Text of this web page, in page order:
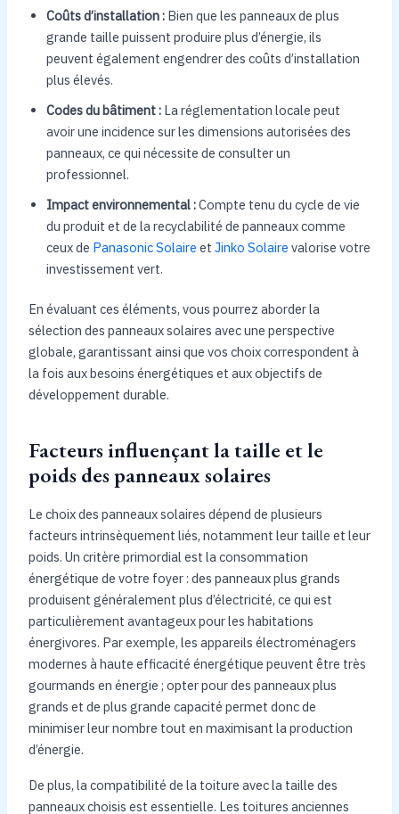
Coûts d’installation :Bien que les panneaux de plus
grande taille puissent produire plus d’énergie, ils
peuvent également engendrer des coûts d’installation
plus élevés.
Codes du bâtiment :La réglementation locale peut
avoir une incidence sur les dimensions autorisées des
panneaux, ce qui nécessite de consulter un
professionnel.
Impact environnemental :Compte tenu du cycle de vie
du produit et de la recyclabilité de panneaux comme
ceux de Panasonic Solaire et Jinko Solaire valorise votre
investissement vert.
En évaluant ces éléments, vous pourrez aborder la
sélection des panneaux solaires avec une perspective
globale, garantissant ainsi que vos choix correspondent à
la fois aux besoins énergétiques et aux objectifs de
développement durable.
Facteurs influençant la taille et le
poids des panneaux solaires
Le choix des panneaux solaires dépend de plusieurs
facteurs intrinsèquement liés, notamment leur taille et leur
poids. Un critère primordial est la consommation
énergétique de votre foyer : des panneaux plus grands
produisent généralement plus d’électricité, ce qui est
particulièrement avantageux pour les habitations
énergivores. Par exemple, les appareils électroménagers
modernes à haute efficacité énergétique peuvent être très
gourmands en énergie ; opter pour des panneaux plus
grands et de plus grande capacité permet donc de
minimiser leur nombre tout en maximisant la production
d’énergie.
De plus, la compatibilité de la toiture avec la taille des
panneaux choisis est essentielle. Les toitures anciennes